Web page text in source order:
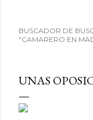
BUSCADOR DE
"CAMARERO EN
UNAS